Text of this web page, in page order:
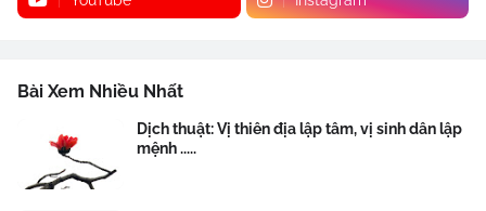
Bài Xem Nhiều Nhất
Dịch thuật: Vị thiên địa lập tâm, vị sinh dân lập
mệnh .....